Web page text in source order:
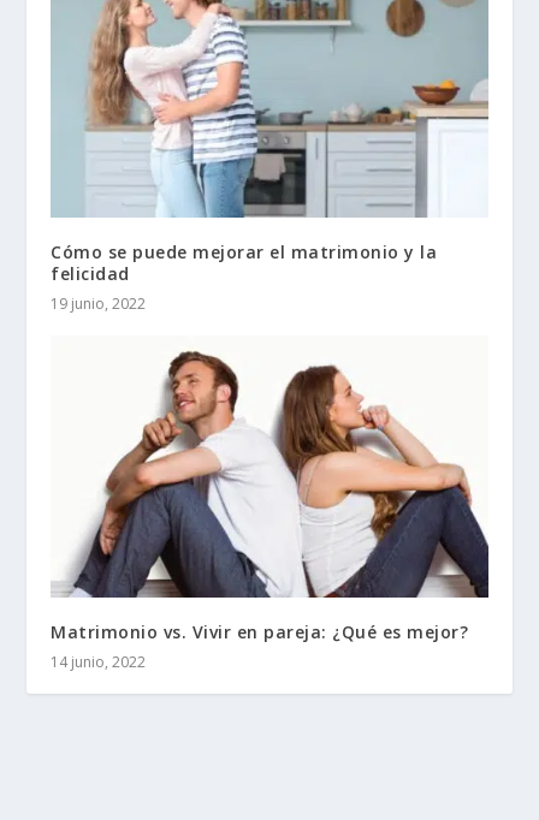
Cómo se puede mejorar el matrimonio y la
felicidad
19 junio, 2022
Matrimonio vs. Vivir en pareja: ¿Qué es mejor?
14 junio, 2022